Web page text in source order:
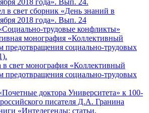
в свет сборник «День знаний в
2018 года». Вып. 24
свет монография «Коллективный
предотвращения социально-трудовых